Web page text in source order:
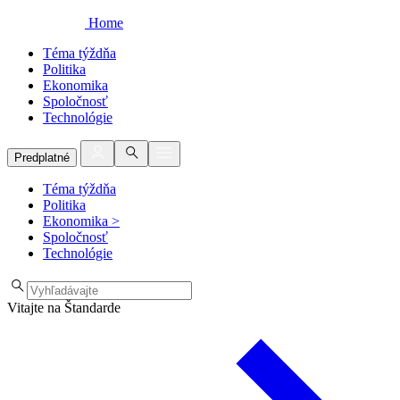
Home
Téma týždňa
Politika
Ekonomika
Spoločnosť
Technológie
Predplatné
Téma týždňa
Politika
Ekonomika >
Spoločnosť
Technológie
Vitajte na Štandarde